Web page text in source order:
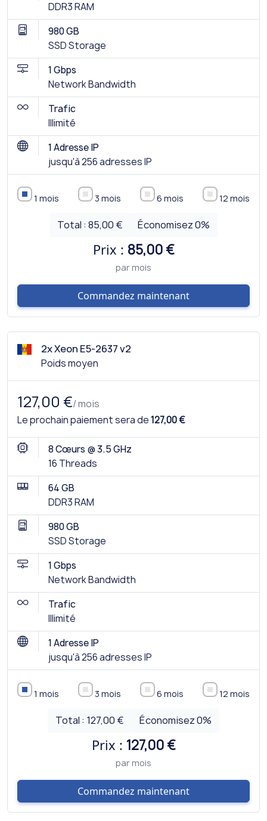
DDR3 RAM
980 GB
SSD Storage
1 Gbps
Network Bandwidth
Trafic
Illimité
1 Adresse IP
jusqu'à 256 adresses IP
1 mois 3 mois 6 mois 12 mois
Total : 85,00 € Économisez0%
Prix : 85,00 €
par mois
Commandez maintenant
2x Xeon E5-2637 v2
Poids moyen
127,00 €/ mois
Le prochain paiement sera de127,00 €
8 Cœurs @ 3.5 GHz
16 Threads
64 GB
DDR3 RAM
980 GB
SSD Storage
1 Gbps
Network Bandwidth
Trafic
Illimité
1 Adresse IP
jusqu'à 256 adresses IP
1 mois 3 mois 6 mois 12 mois
Total : 127,00 € Économisez0%
Prix : 127,00 €
par mois
Commandez maintenant